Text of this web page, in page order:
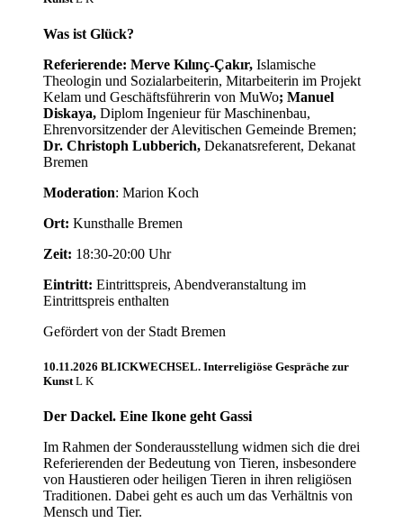
Was ist Glück?
Referierende: Merve Kılınç-Çakır, Islamische
Theologin und Sozialarbeiterin, Mitarbeiterin im Projekt
Kelam und Geschäftsführerin von MuWo; Manuel
Diskaya, Diplom Ingenieur für Maschinenbau,
Ehrenvorsitzender der Alevitischen Gemeinde Bremen;
Dr. Christoph Lubberich, Dekanatsreferent, Dekanat
Bremen
Moderation: Marion Koch
Ort: Kunsthalle Bremen
Zeit: 18:30-20:00 Uhr
Eintritt: Eintrittspreis, Abendveranstaltung im
Eintrittspreis enthalten
Gefördert von der Stadt Bremen
10.11.2026 BLICKWECHSEL. Interreligiöse Gespräche zur
Kunst
Der Dackel. Eine Ikone geht Gassi
Im Rahmen der Sonderausstellung widmen sich die drei
Referierenden der Bedeutung von Tieren, insbesondere
von Haustieren oder heiligen Tieren in ihren religiösen
Traditionen. Dabei geht es auch um das Verhältnis von
Mensch und Tier.